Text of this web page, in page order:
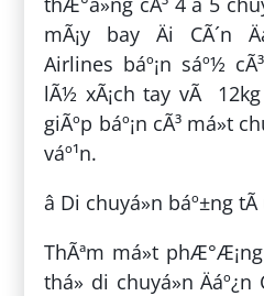
mÃ¡y bay Äi CÃ´n
Airlines báº¡n sáº½
lÃ½ xÃ¡ch tay vÃ
giÃºp báº¡n cÃ³ má»t
váº¹n.
â Di chuyá»n báº±ng
ThÃªm má»t phÆ°Æ¡ng
thá» di chuyá»n Äáº¿n